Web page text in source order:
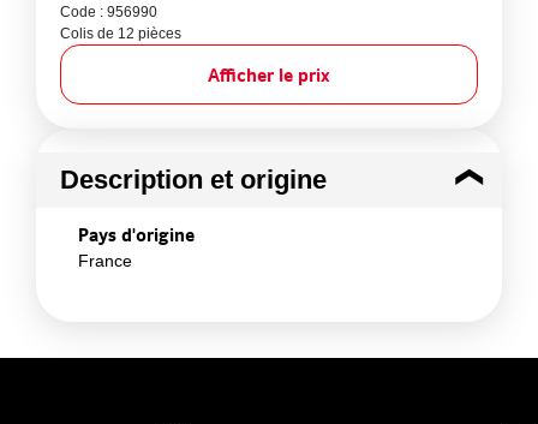
Code : 956990
Colis de 12 pièces
Afficher le prix
Description et origine
Pays d'origine
France